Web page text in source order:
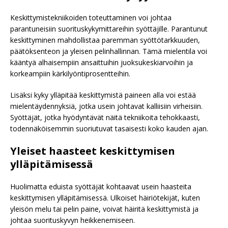
Keskittymistekniikoiden toteuttaminen voi johtaa
parantuneisiin suorituskykymittareihin syöttäjille. Parantunut
keskittyminen mahdollistaa paremman syöttötarkkuuden,
päätöksenteon ja yleisen pelinhallinnan. Tämä mielentila voi
kääntyä alhaisempiin ansaittuihin juoksukeskiarvoihin ja
korkeampiin kärkilyöntiprosentteihin.
Lisäksi kyky ylläpitää keskittymistä paineen alla voi estää
mielentäydennyksiä, jotka usein johtavat kalliisiin virheisiin.
Syöttäjät, jotka hyödyntävät näitä tekniikoita tehokkaasti,
todennäköisemmin suoriutuvat tasaisesti koko kauden ajan.
Yleiset haasteet keskittymisen
ylläpitämisessä
Huolimatta eduista syöttäjät kohtaavat usein haasteita
keskittymisen ylläpitämisessä. Ulkoiset häiriötekijät, kuten
yleisön melu tai pelin paine, voivat häiritä keskittymistä ja
johtaa suorituskyvyn heikkenemiseen.